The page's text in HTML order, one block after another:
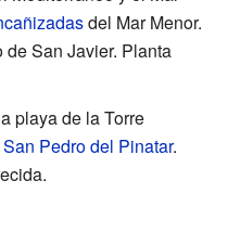
del Mar Menor.
San Javier. Planta
playa de la Torre
San Pedro del Pinatar.